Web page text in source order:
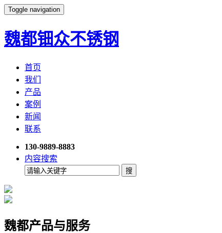
Toggle navigation
魏都钿众不锈钢
首页
我们
产品
案例
新闻
联系
130-9889-8883
内容搜索
魏都产品与服务